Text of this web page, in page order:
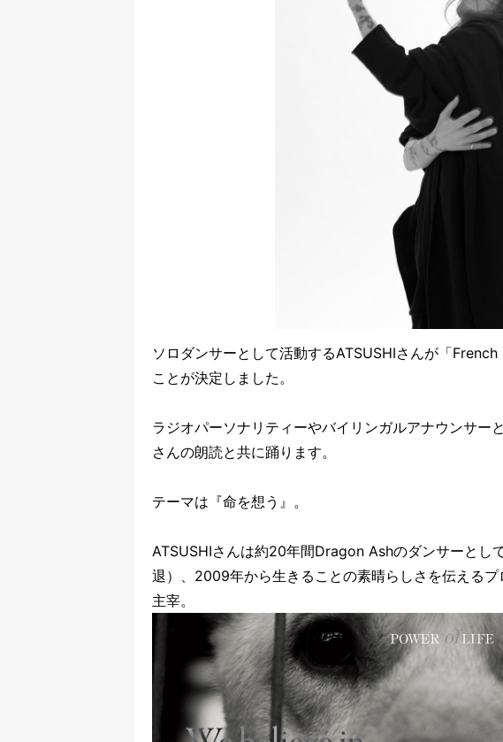
ソロダンサーとして活動するATSUSHIさんが「
ことが決定しました。
ラジオパーソナリティーやバイリンガルアナウンサー
さんの朗読と共に踊ります。
テーマは『命を想う』。
ATSUSHIさんは約20年間Dragon Ashのダンサーとし
退）、2009年から生きることの素晴らしさを伝える
主宰。